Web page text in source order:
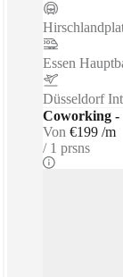
Essen
Düsseldorf
Coworking -
Von €199 /m
1 prsns